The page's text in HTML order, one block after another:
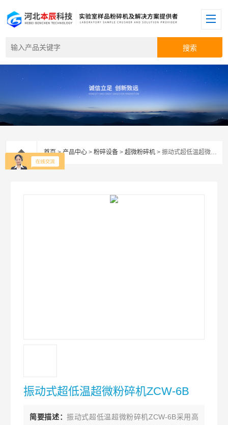
首页>产品中心 >粉碎设备 >超微粉碎机 > 振动式超低温超微粉碎机ZCW-6B
振动式超低温超微粉碎机ZCW-6B
简要描述：振动式超低温超微粉碎机ZCW-6B采用高